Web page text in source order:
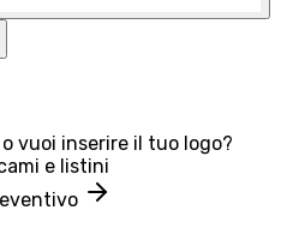
vuoi inserire il tuo logo?
e listini